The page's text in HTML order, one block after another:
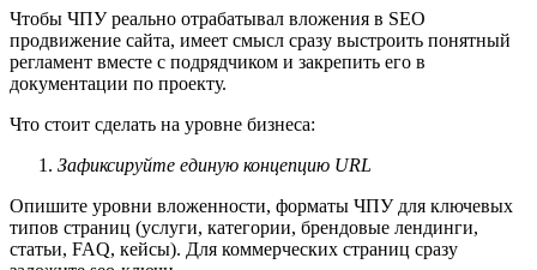
Чтобы ЧПУ реально отрабатывал вложения в SEO
продвижение сайта, имеет смысл сразу выстроить понятный
регламент вместе с подрядчиком и закрепить его в
документации по проекту.
Что стоит сделать на уровне бизнеса:
Зафиксируйте единую концепцию URL
Опишите уровни вложенности, форматы ЧПУ для ключевых
типов страниц (услуги, категории, брендовые лендинги,
статьи, FAQ, кейсы). Для коммерческих страниц сразу